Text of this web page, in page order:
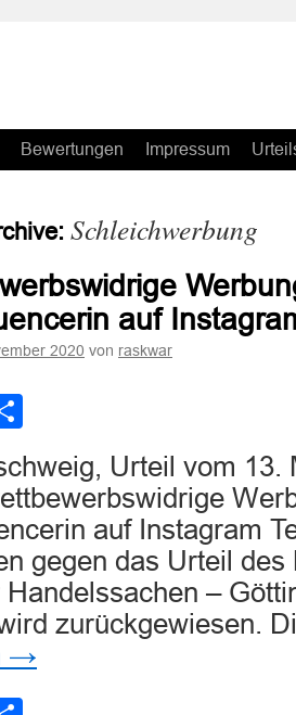
Bewertungen Impressum
Schleichwerbung
auf
2020 von raskwar
Urteil vom 13.
auf Instagram
gegen das Urteil des
Handelssachen –
zurückgewiesen.
→